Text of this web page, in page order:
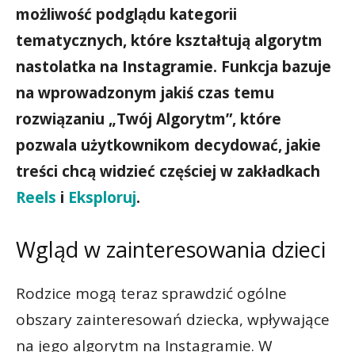
możliwość podglądu kategorii
tematycznych, które kształtują algorytm
nastolatka na Instagramie. Funkcja bazuje
na wprowadzonym jakiś czas temu
rozwiązaniu „Twój Algorytm”, które
pozwala użytkownikom decydować, jakie
treści chcą widzieć częściej w zakładkach
Reels i Eksploruj.
Wgląd w zainteresowania dzieci
Rodzice mogą teraz sprawdzić ogólne
obszary zainteresowań dziecka, wpływające
na jego algorytm na Instagramie. W